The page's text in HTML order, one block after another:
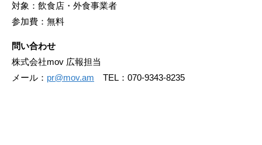
対象：飲食店・外食事業者
参加費：無料
問い合わせ
株式会社mov 広報担当
メール： pr@mov.am TEL：070-9343-8235